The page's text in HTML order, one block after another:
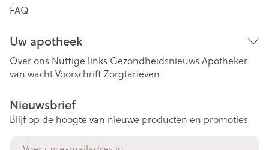
FAQ
Uw apotheek
Over ons Nuttige links Gezondheidsnieuws Apotheker
van wachtVoorschriftZorgtarieven
Nieuwsbrief
Blijf op de hoogte van nieuwe producten en promoties